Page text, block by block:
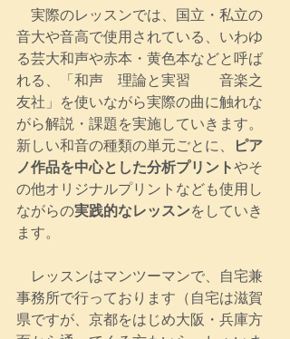
実際のレッスンでは、国立・私立の
音大や音高で使用されている、いわゆ
る芸大和声や赤本・黄色本などと呼ば
れる、「和声　理論と実習　　音楽之
友社」を使いながら実際の曲に触れな
がら解説・課題を実施していきます。
新しい和音の種類の単元ごとに、
ピア
ノ作品を中心とした分析プリントやそ
の他オリジナルプリントなども使用し
ながらの実践的なレッスンをしていき
ます。
レッスンはマンツーマンで、自宅兼
事務所で行っております（自宅は滋賀
県ですが、京都をはじめ大阪・兵庫方